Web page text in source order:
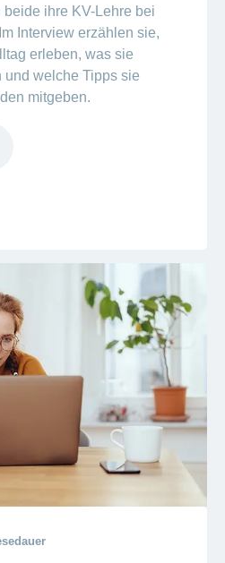
ihre KV-Lehre bei
Interview erzählen sie,
erleben, was sie
welche Tipps sie
mitgeben.